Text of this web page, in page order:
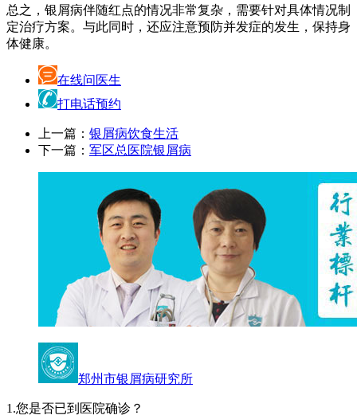
总之，银屑病伴随红点的情况非常复杂，需要针对具体情况制
定治疗方案。与此同时，还应注意预防并发症的发生，保持身
体健康。
在线问医生
打电话预约
上一篇： 银屑病饮食生活
下一篇： 军区总医院银屑病
郑州市银屑病研究所
1.您是否已到医院确诊？